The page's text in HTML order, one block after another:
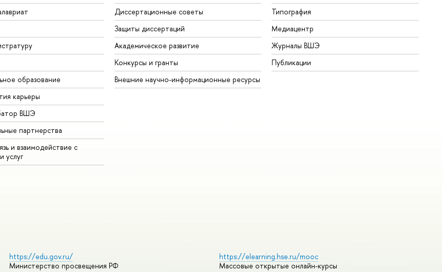
образование
карьеры
ВШЭ
партнерства
и взаимодействие с
услуг
Диссертационные советы
Защиты диссертаций
Академическое развитие
Конкурсы и гранты
Внешние научно-информационные ресурсы
Типография
Медиацентр
Журналы ВШЭ
Публикации
https://edu.gov.ru/
Министерство просвещения РФ
https://elearning.hse.ru/mooc
Массовые открытые онлайн-курсы